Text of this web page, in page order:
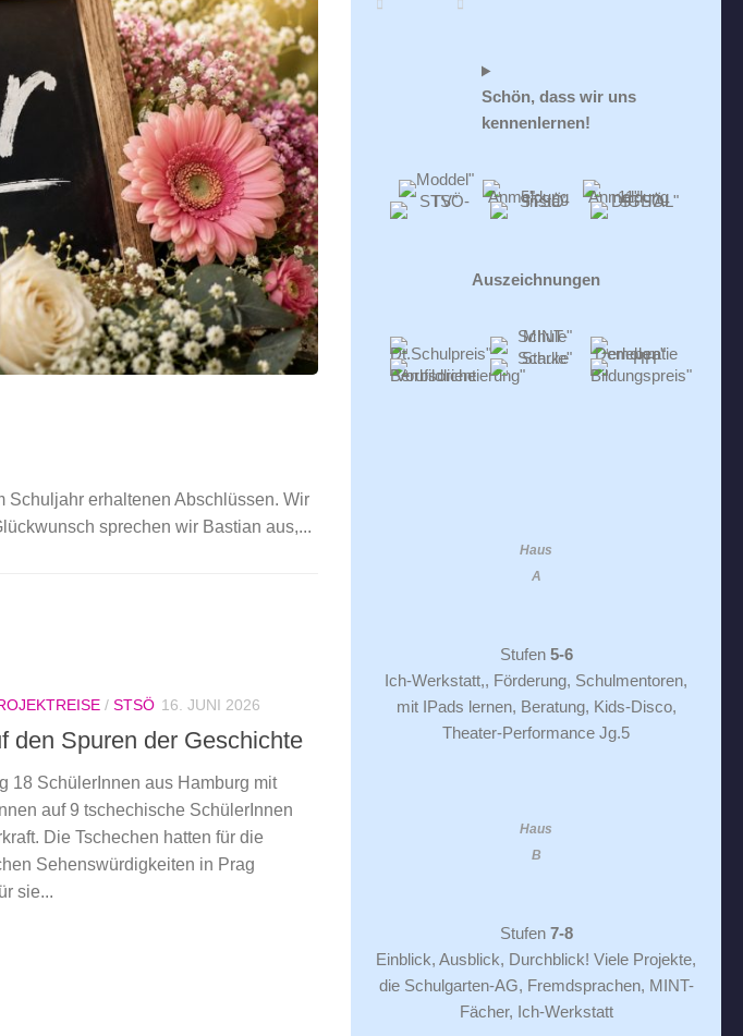
Schuljahr erhaltenen Abschlüssen. Wir
sprechen wir Bastian aus,...
/ STSÖ 16. JUNI 2026
den Spuren der Geschichte
18 SchülerInnen aus Hamburg mit
auf 9 tschechische SchülerInnen
Die Tschechen hatten für die
Sehenswürdigkeiten in Prag
sie...
Schön, dass wir uns
kennenlernen!
Auszeichnungen
Haus
A
Stufen 5-6
Ich-Werkstatt,, Förderung, Schulmentoren,
mit IPads lernen, Beratung, Kids-Disco,
Theater-Performance Jg.5
Haus
B
Stufen 7-8
Einblick, Ausblick, Durchblick! Viele Projekte,
die Schulgarten-AG, Fremdsprachen, MINT-
Fächer, Ich-Werkstatt